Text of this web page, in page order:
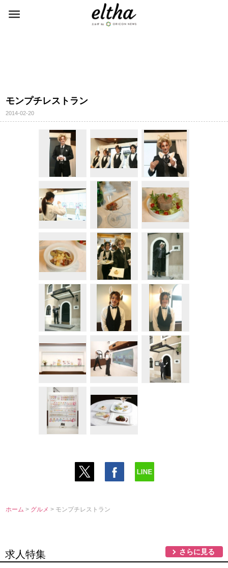
モンプチレストラン
2014-02-20
ホーム > グルメ> モンプチレストラン
求人特集 さらに見る